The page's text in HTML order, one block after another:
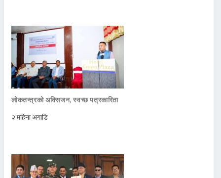
लोकतन्त्रको अक्सिजन, स्वच्छ पत्रकारिता
२ महिना अगाडि